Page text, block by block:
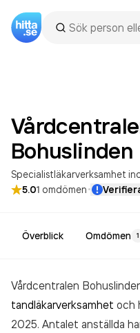
Bohuslinden
5.01 omdömen·
Överblick Omdömen 1
Vårdcentralen
tandläkarverksamhet och
2025. Antalet anställda